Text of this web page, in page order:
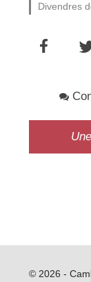
Divendres
© 2026 -